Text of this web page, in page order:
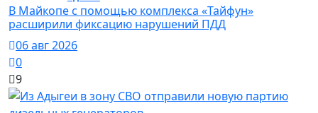
В Майкопе с помощью комплекса «Тайфун»
расширили фиксацию нарушений ПДД
06 авг 2026
0
9